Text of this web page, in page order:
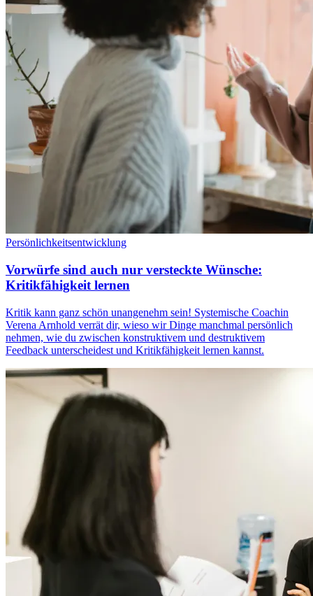
Persönlichkeitsentwicklung
Vorwürfe sind auch nur versteckte Wünsche:
Kritikfähigkeit lernen
Kritik kann ganz schön unangenehm sein! Systemische Coachin
Verena Arnhold verrät dir, wieso wir Dinge manchmal persönlich
nehmen, wie du zwischen konstruktivem und destruktivem
Feedback unterscheidest und Kritikfähigkeit lernen kannst.